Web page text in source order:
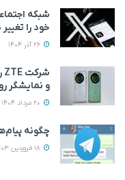
شبکه
خود را تغییر
و نمایشگر
چگونه